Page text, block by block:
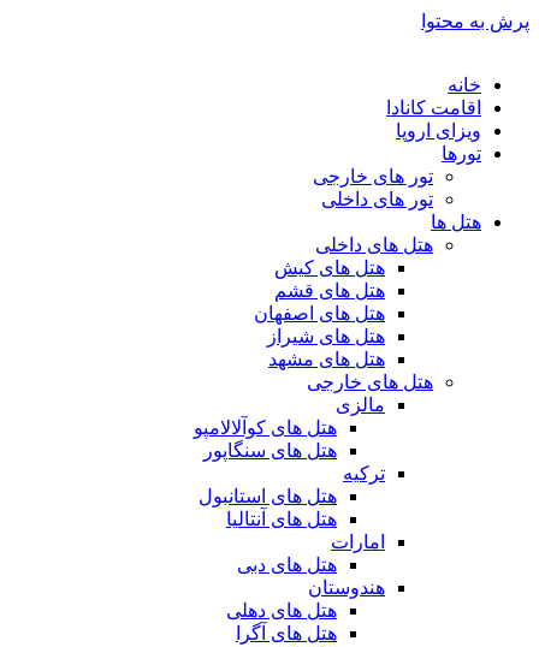
پرش به محتوا
خانه
اقامت کانادا
ویزای اروپا
تورها
تور های خارجی
تور های داخلی
هتل ها
هتل های داخلی
هتل های کیش
هتل های قشم
هتل های اصفهان
هتل های شیراز
هتل های مشهد
هتل های خارجی
مالزی
هتل های کوآلالامپو
هتل های سنگاپور
ترکیه
هتل های استانبول
هتل های آنتالیا
امارات
هتل های دبی
هندوستان
هتل های دهلی
هتل های آگرا